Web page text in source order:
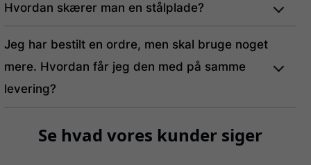
Hvordan skærer man en stålplade?
Jeg har bestilt en ordre, men skal bruge noget
mere. Hvordan får jeg den med på samme
levering?